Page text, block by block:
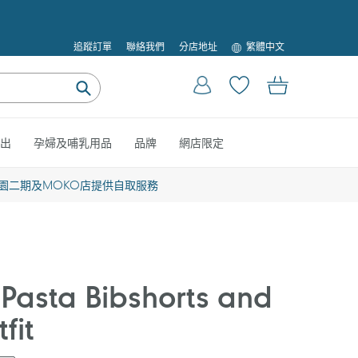
追蹤訂單 聯絡我們 分店地址
語
言
繁體中文
提
登入 購物車
孕婦及哺乳用品 品牌 網店限定
二期及MOKO店提供自取服務
Bibshorts and